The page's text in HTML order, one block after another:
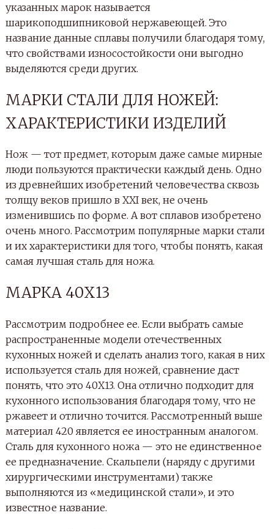
указанных марок называется
шарикоподшипниковой нержавеющей. Это
название данные сплавы получили благодаря тому,
что свойствами износостойкости они выгодно
выделяются среди других.
МАРКИ СТАЛИ ДЛЯ НОЖЕЙ:
ХАРАКТЕРИСТИКИ ИЗДЕЛИЙ
Нож — тот предмет, которым даже самые мирные
люди пользуются практически каждый день. Одно
из древнейших изобретений человечества сквозь
толщу веков пришло в XXI век, не очень
изменившись по форме. А вот сплавов изобретено
очень много. Рассмотрим популярные марки стали
и их характеристики для того, чтобы понять, какая
самая лучшая сталь для ножа.
МАРКА 40Х13
Рассмотрим подробнее ее. Если выбрать самые
распространенные модели отечественных
кухонных ножей и сделать анализ того, какая в них
используется сталь для ножей, сравнение даст
понять, что это 40Х13. Она отлично подходит для
кухонного использования благодаря тому, что не
ржавеет и отлично точится. Рассмотренный выше
материал 420 является ее иностранным аналогом.
Сталь для кухонного ножа — это не единственное
ее предназначение. Скальпели (наряду с другими
хирургическими инструментами) также
выполняются из «медицинской стали», и это
известное название.